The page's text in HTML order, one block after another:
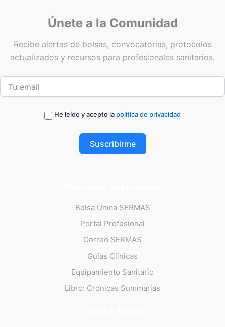
Únete a la Comunidad
Recibe alertas de bolsas, convocatorias, protocolos
actualizados y recursos para profesionales sanitarios.
He leído y acepto la política de privacidad
Suscribirme
Bolsa Única SERMAS
Portal Profesional
Correo SERMAS
Guías Clínicas
Equipamiento Sanitario
Libro: Crónicas Summarias